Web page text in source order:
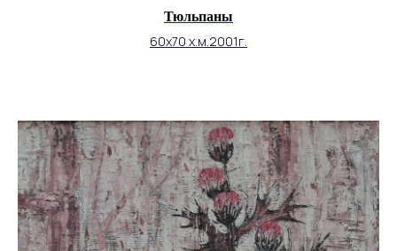
Тюльпаны
60х70 х.м.2001г.